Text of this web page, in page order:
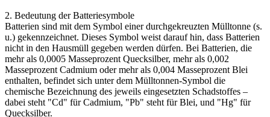
2. Bedeutung der Batteriesymbole
Batterien sind mit dem Symbol einer durchgekreuzten Mülltonne (s.
u.) gekennzeichnet. Dieses Symbol weist darauf hin, dass Batterien
nicht in den Hausmüll gegeben werden dürfen. Bei Batterien, die
mehr als 0,0005 Masseprozent Quecksilber, mehr als 0,002
Masseprozent Cadmium oder mehr als 0,004 Masseprozent Blei
enthalten, befindet sich unter dem Mülltonnen-Symbol die
chemische Bezeichnung des jeweils eingesetzten Schadstoffes –
dabei steht "Cd" für Cadmium, "Pb" steht für Blei, und "Hg" für
Quecksilber.